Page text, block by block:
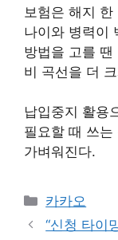
보험은 해지
나이와 병력이
방법을 고를 땐
비 곡선을 더
납입중지 활용
필요할 때 쓰
가벼워진다.
카
테
카카오
“신청 타이